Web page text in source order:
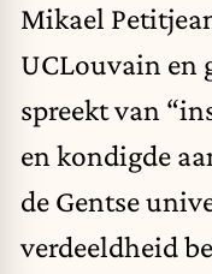
Mikael
UCLouvain en
spreekt van
en kondigde
de Gentse
verdeeldheid